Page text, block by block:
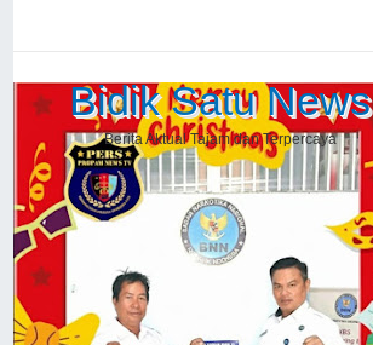
Bidik Satu News
Berita Aktual Tajam dan Terpercaya